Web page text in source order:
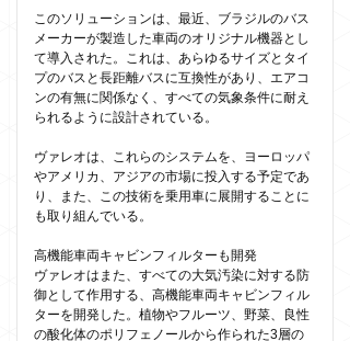
このソリューションは、最近、ブラジルのバス
メーカーが製造した車両のオリジナル機器とし
て導入された。これは、あらゆるサイズとタイ
プのバスと長距離バスに互換性があり、エアコ
ンの有無に関係なく、すべての気象条件に耐え
られるように設計されている。
ヴァレオは、これらのシステムを、ヨーロッパ
やアメリカ、アジアの市場に投入する予定であ
り、また、この技術を乗用車に展開することに
も取り組んでいる。
高機能車両キャビンフィルターも開発
ヴァレオはまた、すべての大気汚染に対する防
御として作用する、高機能車両キャビンフィル
ターを開発した。植物やフルーツ、野菜、良性
の酸化体のポリフェノールから作られた3層の